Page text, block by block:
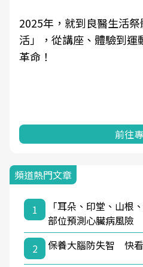
2025年，就到良醫生活
活」，從講座、體驗到
革命！
前往
頻道熱門文章
1
「耳朵、印堂、山根
部位預測心臟病風險
2
保養大腦防失智 快